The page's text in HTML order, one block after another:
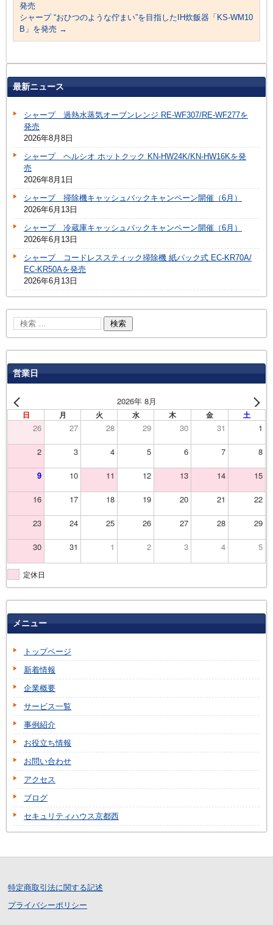
発売
シャープ “おひつのような佇まい”を目指したIH炊飯器「KS-WM10
B」を発売 →
最新ニュース
シャープ 過熱水蒸気オーブンレンジ RE-WF307/RE-WF277を
発売
2026年8月8日
シャープ ヘルシオ ホットクック KN-HW24K/KN-HW16Kを発
売
2026年8月1日
シャープ 掃除機キャッシュバックキャンペーン開催（6月）
2026年6月13日
シャープ 冷蔵庫キャッシュバックキャンペーン開催（6月）
2026年6月13日
シャープ コードレススティック掃除機 紙パック式 EC-KR70A/
EC-KR50Aを発売
2026年6月13日
営業日
2026年 8月
日 月 火 水 木 金 土
26 27 28 29 30 31 1
2 3 4 5 6 7 8
9 10 11 12 13 14 15
16 17 18 19 20 21 22
23 24 25 26 27 28 29
30 31 1 2 3 4 5
定休日
メニュー
トップページ
新着情報
企業概要
サービス一覧
事例紹介
お役立ち情報
お問い合わせ
アクセス
ブログ
セキュリティハウス京都西
特定商取引法に関する記述
プライバシーポリシー